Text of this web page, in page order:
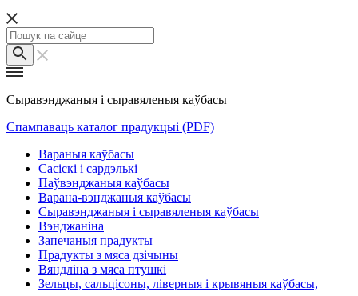
Сыравэнджаныя і сыравяленыя каўбасы
Спампаваць каталог прадукцыі (PDF)
Вараныя каўбасы
Сасіскі і сардэлькі
Паўвэнджаныя каўбасы
Варана-вэнджаныя каўбасы
Сыравэнджаныя і сыравяленыя каўбасы
Вэнджаніна
Запечаныя прадукты
Прадукты з мяса дзічыны
Вяндліна з мяса птушкі
Зельцы, сальцісоны, ліверныя і крывяныя каўбасы,